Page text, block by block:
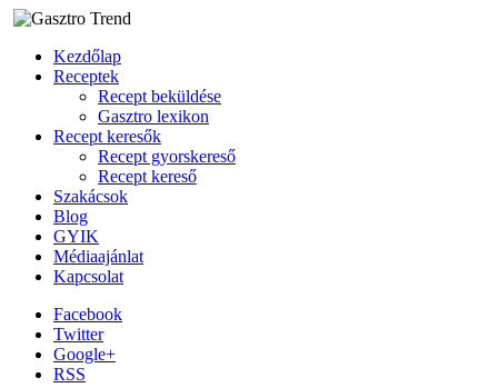
Kezdőlap
Receptek
Recept beküldése
Gasztro lexikon
Recept keresők
Recept gyorskereső
Recept kereső
Szakácsok
Blog
GYIK
Médiaajánlat
Kapcsolat
Facebook
Twitter
Google+
RSS